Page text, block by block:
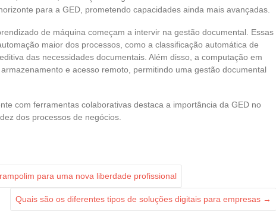
para a GED, prometendo capacidades ainda mais avançadas.
de máquina começam a intervir na gestão documental. Essas
maior dos processos, como a classificação automática de
das necessidades documentais. Além disso, a computação em
e acesso remoto, permitindo uma gestão documental
com ferramentas colaborativas destaca a importância da GED no
dos processos de negócios.
para uma nova liberdade profissional
Quais são os diferentes tipos de soluções digitais para empresas →